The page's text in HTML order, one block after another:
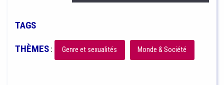
TAGS
THÈMES: Genre et sexualités Monde & Société